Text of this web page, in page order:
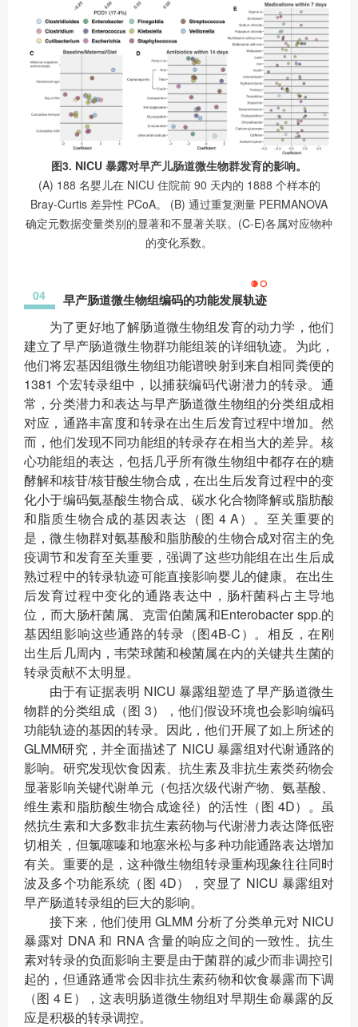
图3. NICU 暴露对早产儿肠道微生物群发育的影响。
(A) 188 名婴儿在 NICU 住院前 90 天内的 1888 个样本的
Bray-Curtis 差异性 PCoA。 (B) 通过重复测量 PERMANOVA
确定元数据变量类别的显著和不显著关联。(C-E)各属对应物种
的变化系数。
04 早产肠道微生物组编码的功能发展轨迹
为了更好地了解肠道微生物组发育的动力学，他们
建立了早产肠道微生物群功能组装的详细轨迹。为此，
他们将宏基因组微生物组功能谱映射到来自相同粪便的
1381 个宏转录组中，以捕获编码代谢潜力的转录。通
常，分类潜力和表达与早产肠道微生物组的分类组成相
对应，通路丰富度和转录在出生后发育过程中增加。然
而，他们发现不同功能组的转录存在相当大的差异。核
心功能组的表达，包括几乎所有微生物组中都存在的糖
酵解和核苷/核苷酸生物合成，在出生后发育过程中的变
化小于编码氨基酸生物合成、碳水化合物降解或脂肪酸
和脂质生物合成的基因表达（图 4 A）。至关重要的
是，微生物群对氨基酸和脂肪酸的生物合成对宿主的免
疫调节和发育至关重要，强调了这些功能组在出生后成
熟过程中的转录轨迹可能直接影响婴儿的健康。在出生
后发育过程中变化的通路表达中，肠杆菌科占主导地
位，而大肠杆菌属、克雷伯菌属和Enterobacter spp.的
基因组影响这些通路的转录（图4B-C）。相反，在刚
出生后几周内，韦荣球菌和梭菌属在内的关键共生菌的
转录贡献不太明显。
由于有证据表明 NICU 暴露组塑造了早产肠道微生
物群的分类组成（图 3），他们假设环境也会影响编码
功能轨迹的基因的转录。因此，他们开展了如上所述的
GLMM研究，并全面描述了 NICU 暴露组对代谢通路的
影响。研究发现饮食因素、抗生素及非抗生素类药物会
显著影响关键代谢单元（包括次级代谢产物、氨基酸、
维生素和脂肪酸生物合成途径）的活性（图 4D）。虽
然抗生素和大多数非抗生素药物与代谢潜力表达降低密
切相关，但氯噻嗪和地塞米松与多种功能通路表达增加
有关。重要的是，这种微生物组转录重构现象往往同时
波及多个功能系统（图 4D），突显了 NICU 暴露组对
早产肠道转录组的巨大的影响。
接下来，他们使用 GLMM 分析了分类单元对 NICU
暴露对 DNA 和 RNA 含量的响应之间的一致性。抗生
素对转录的负面影响主要是由于菌群的减少而非调控引
起的，但通路通常会因非抗生素药物和饮食暴露而下调
（图 4 E），这表明肠道微生物组对早期生命暴露的反
应是积极的转录调控。